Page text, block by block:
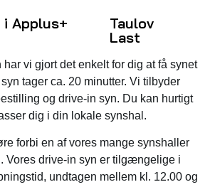
Applus+
Taulov
Last
vi gjort det enkelt for dig at få synet
tager ca. 20 minutter. Vi tilbyder
og drive-in syn. Du kan hurtigt
dig i din lokale synshal.
forbi en af vores mange synshaller
Vores drive-in syn er tilgængelige i
undtagen mellem kl. 12.00 og